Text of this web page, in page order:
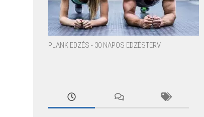
PLANK EDZÉS - 30 NAPOS EDZÉSTERV